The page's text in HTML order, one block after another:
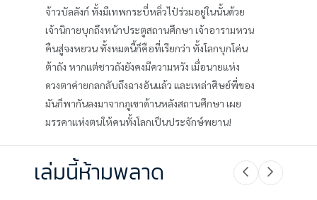
จ้าวบัลลังก์ ทั้งมีเทพกระบี่หลิ่วไป๋ร่วมอยู่ในนั้นด้วย
เจ้านิกายบุกถึงหน้าประตูสถานศึกษา เจ้าอารามหวน
คืนสู่จงหยวน ทั้งหมดนี้ก็คือที่เรียกว่า ทั้งโลกบุกโค่น
ต้าถัง หากแต่ชาวถังยังคงมีความหวัง เมื่อนายแห่ง
ดวงตาค่ายกลกลับถึงฉางอันแล้ว และเหล่าศิษย์พี่ของ
มันก็พากันลงมาจากภูเขาด้านหลังสถานศึกษา เผย
มรรคาแห่งตนให้คนทั้งโลกเป็นประจักษ์พยาน!
เล่มนี้ห้ามพลาด